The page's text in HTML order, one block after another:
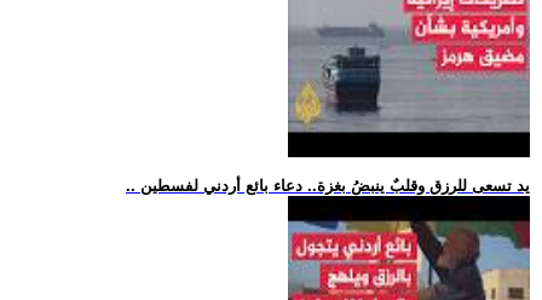
.. يد تسعى للرزق وقلبٌ ينبضُ بغزة.. دعاء بائع أردني لفسطين